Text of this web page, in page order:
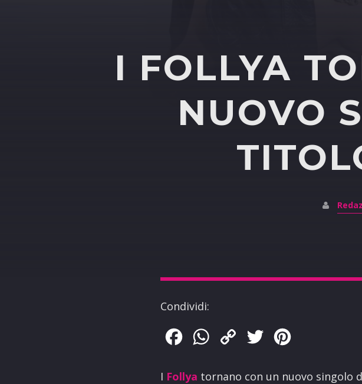
I FOLLYA
NUOVO
Condividi:
FacebookWhatsApp
Copy
Twitter
I Follya tornano con un nuovo singolo